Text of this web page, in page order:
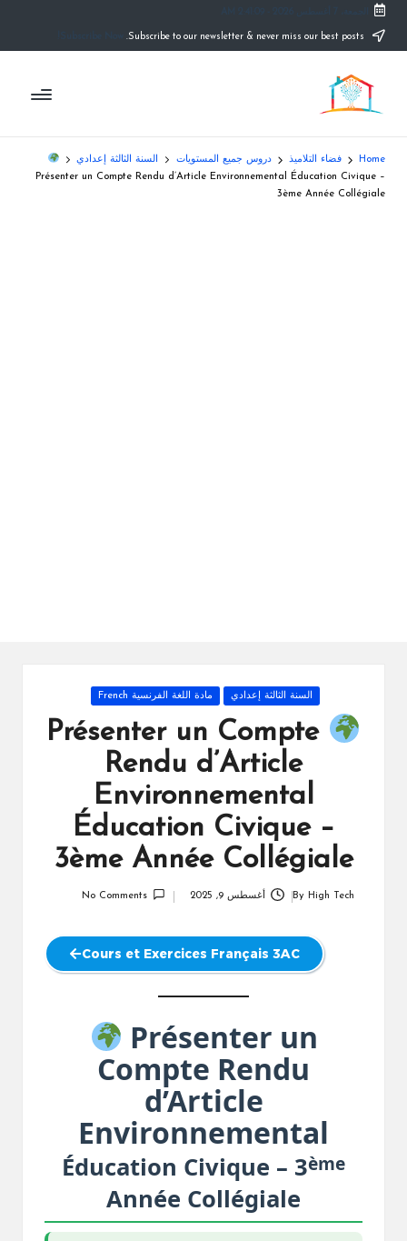
content
م
و
ق
ع
التعليم
الصريح
Home فضاء التلاميذ دروس جميع المستويات
السنة الثالثة إعدادي
Présenter un Compte Rendu d’Article Environnemental Éducation Civique –
3ème Année Collégiale
Posted
السنة الثالثة إعدادي مادة اللغة الفرنسية French
Présenter un Compte
Rendu d’Article
Environnemental
Éducation Civique –
3ème Année Collégiale
ByHigh Tech أغسطس 9, 2025 No Comments
Cours et Exercices Français 3AC
Présenter un
Compte Rendu
d’Article
Environnemental
Éducation Civique – 3ème
Année Collégiale